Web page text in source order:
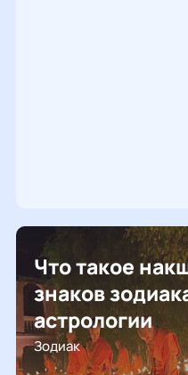
Что такое
знаков
астрологии
Зодиак